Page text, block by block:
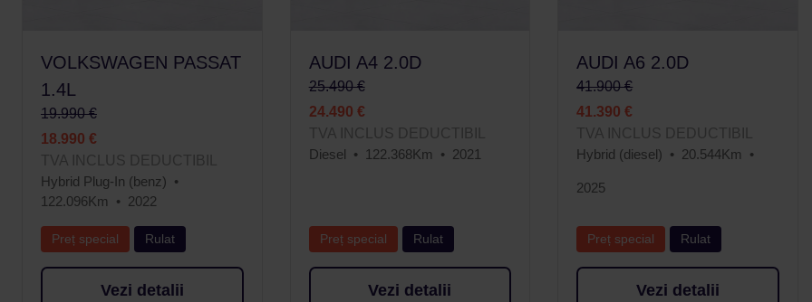
VOLKSWAGEN PASSAT
1.4L
19.990 €
18.990 €
TVA INCLUS DEDUCTIBIL
Hybrid Plug-In (benz)
122.096Km
2022
Preț special Rulat
Vezi detalii
AUDI A4 2.0D
25.490 €
24.490 €
TVA INCLUS DEDUCTIBIL
Diesel
122.368Km 2021
Preț special Rulat
Vezi detalii
AUDI A6 2.0D
41.900 €
41.390 €
TVA INCLUS DEDUCTIBIL
Hybrid (diesel)
20.544Km
2025
Preț special Rulat
Vezi detalii